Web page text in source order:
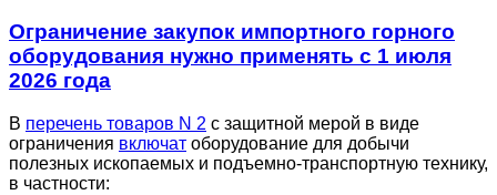
Ограничение закупок импортного горного
оборудования нужно применять с 1 июля
2026 года
В перечень товаров N 2 с защитной мерой в виде
ограничения включат оборудование для добычи
полезных ископаемых и подъемно-транспортную технику,
в частности: